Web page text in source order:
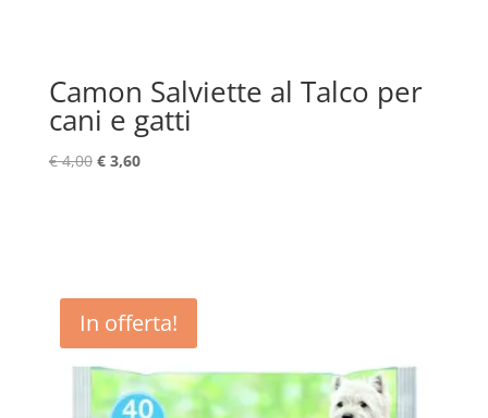
Camon Salviette al Talco per
cani e gatti
€4,00 Il
€3,60Il
In offerta!